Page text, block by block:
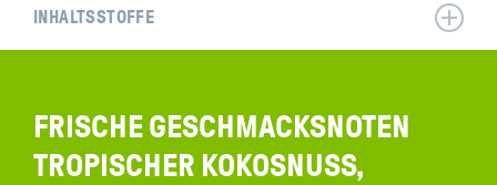
INHALTSSTOFFE
FRISCHE GESCHMACKSNOTEN
TROPISCHER KOKOSNUSS,